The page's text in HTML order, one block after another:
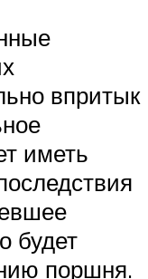
впритык
иметь
будет
поршня.